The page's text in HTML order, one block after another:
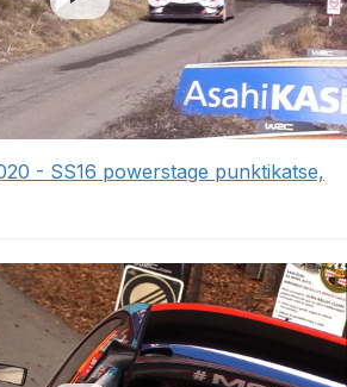
- SS16 powerstage punktikatse,